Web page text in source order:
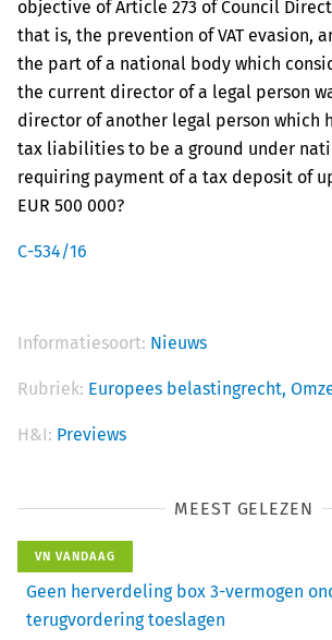
objective of Article 273 of Council
that is, the prevention of VAT evasion,
the part of a national body which
the current director of a legal person
director of another legal person which
tax liabilities to be a ground under
requiring payment of a tax deposit of
EUR 500 000?
C-534/16
Informatiesoort: Nieuws
Rubriek: Europees belastingrecht,
H&I: Previews
MEEST GELEZEN
VN VANDAAG
Geen herverdeling box 3-vermogen
terugvordering toeslagen